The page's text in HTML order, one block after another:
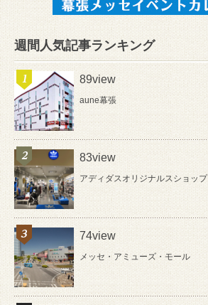
週間人気記事ランキング
89view
aune幕張
83view
アディダスオリジナルスショップ
74view
メッセ・アミューズ・モール